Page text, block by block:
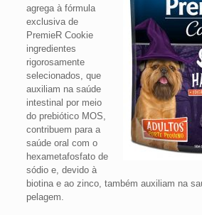
agrega à fórmula
exclusiva de
PremieR Cookie
ingredientes
rigorosamente
selecionados, que
auxiliam na saúde
intestinal por meio
do prebiótico MOS,
contribuem para a
saúde oral com o
hexametafosfato de
sódio e, devido à
biotina e ao zinco, também auxiliam na
pelagem.